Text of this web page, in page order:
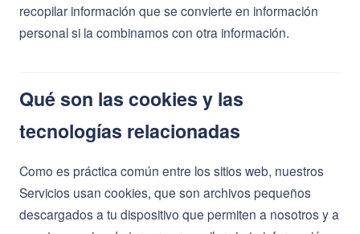
recopilar información que se convierte en información
personal si la combinamos con otra información.
Qué son las cookies y las
tecnologías relacionadas
Como es práctica común entre los sitios web, nuestros
Servicios usan cookies, que son archivos pequeños
descargados a tu dispositivo que permiten a nosotros y a